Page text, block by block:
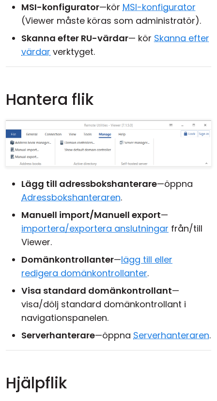
MSI-konfigurator—kör MSI-konfigurator
(Viewer måste köras som administratör).
Skanna efter RU-värdar— kör Skanna efter
värdar verktyget.
Hantera flik
Lägg till adressbokshanterare—öppna
Adressbokshanteraren.
Manuell import/Manuell export—
importera/exportera anslutningar från/till
Viewer.
Domänkontrollanter—lägg till eller
redigera domänkontrollanter.
Visa standard domänkontrollant—
visa/dölj standard domänkontrollant i
navigationspanelen.
Serverhanterare—öppna Serverhanteraren.
Hjälpflik